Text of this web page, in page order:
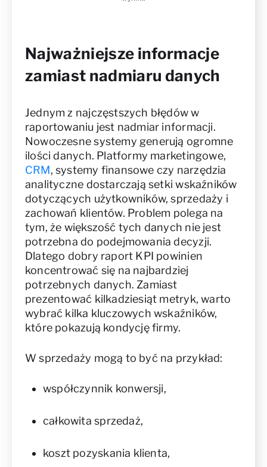
Najważniejsze informacje
zamiast nadmiaru danych
Jednym z najczęstszych błędów w
raportowaniu jest nadmiar informacji.
Nowoczesne systemy generują ogromne
ilości danych. Platformy marketingowe,
CRM, systemy finansowe czy narzędzia
analityczne dostarczają setki wskaźników
dotyczących użytkowników, sprzedaży i
zachowań klientów. Problem polega na
tym, że większość tych danych nie jest
potrzebna do podejmowania decyzji.
Dlatego dobry raport KPI powinien
koncentrować się na najbardziej
potrzebnych danych. Zamiast
prezentować kilkadziesiąt metryk, warto
wybrać kilka kluczowych wskaźników,
które pokazują kondycję firmy.
W sprzedaży mogą to być na przykład:
współczynnik konwersji,
całkowita sprzedaż,
koszt pozyskania klienta,